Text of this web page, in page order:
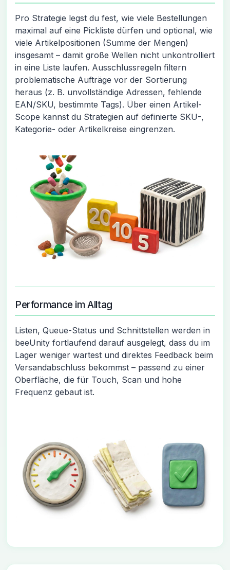
Pro Strategie legst du fest, wie viele Bestellungen
maximal auf eine Pickliste dürfen und optional, wie
viele Artikelpositionen (Summe der Mengen)
insgesamt – damit große Wellen nicht unkontrolliert
in eine Liste laufen. Ausschlussregeln filtern
problematische Aufträge vor der Sortierung
heraus (z. B. unvollständige Adressen, fehlende
EAN/SKU, bestimmte Tags). Über einen Artikel-
Scope kannst du Strategien auf definierte SKU-,
Kategorie- oder Artikelkreise eingrenzen.
Performance im Alltag
Listen, Queue-Status und Schnittstellen werden in
beeUnity fortlaufend darauf ausgelegt, dass du im
Lager weniger wartest und direktes Feedback beim
Versandabschluss bekommst – passend zu einer
Oberfläche, die für Touch, Scan und hohe
Frequenz gebaut ist.